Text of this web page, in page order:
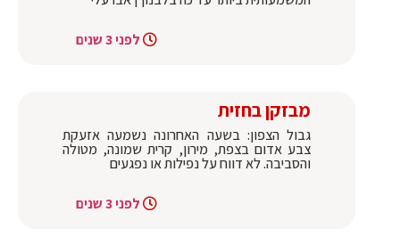
לפני 3 שנים
מבזקן בחזית
גבול הצפון: בשעה האחרונה נשמעה אזעקת
צבע אדום בצפת, מירון, קרית שמונה, מטולה
והסביבה. לא דווח על נפילות או נפגעים
לפני 3 שנים